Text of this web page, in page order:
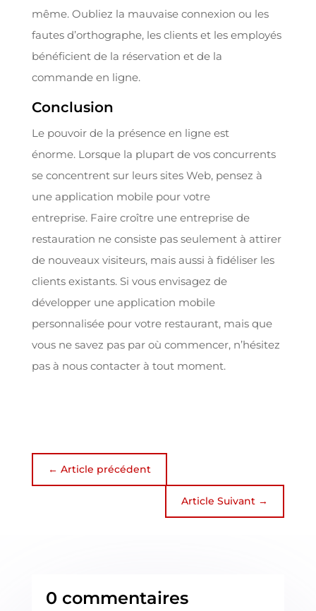
même. Oubliez la mauvaise connexion ou les
fautes d’orthographe, les clients et les employés
bénéficient de la réservation et de la
commande en ligne.
Conclusion
Le pouvoir de la présence en ligne est
énorme. Lorsque la plupart de vos concurrents
se concentrent sur leurs sites Web, pensez à
une application mobile pour votre
entreprise. Faire croître une entreprise de
restauration ne consiste pas seulement à attirer
de nouveaux visiteurs, mais aussi à fidéliser les
clients existants. Si vous envisagez de
développer une application mobile
personnalisée pour votre restaurant, mais que
vous ne savez pas par où commencer, n’hésitez
pas à nous contacter à tout moment.
← Article précédent
Article Suivant →
0 commentaires